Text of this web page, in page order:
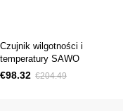
Czujnik wilgotności i
temperatury SAWO
€98.32 €204.49